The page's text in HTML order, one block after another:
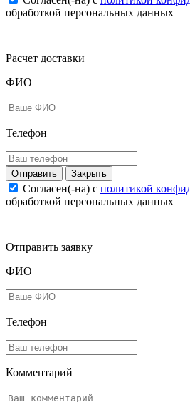
обработкой персональных данных
Расчет доставки
ФИО
Телефон
Закрыть
Согласен(-на) c политикой
обработкой персональных данных
Отправить заявку
ФИО
Телефон
Комментарий